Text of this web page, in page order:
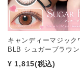
キャンディーマジック
BLB シュガーブラウ
¥ 1,815(税込)